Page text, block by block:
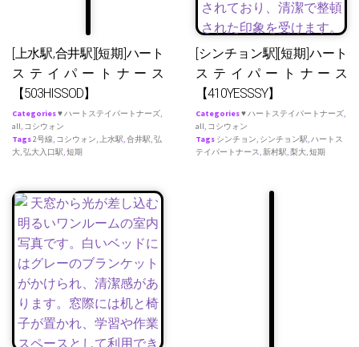
[上水駅,合井駅][短期]ハート
ステイパートナース
【503HISSOD】
Categories♥ ハートステイパートナーズ,
all, コシウォン
Tags2号線, コシウォン, 上水駅,合井駅,弘
大,弘大入口駅,短期
[シンチョン駅][短期]ハート
ステイパートナース
【410YESSSY】
Categories♥ ハートステイパートナーズ,
all, コシウォン
Tags シンチョン, シンチョン駅,ハートス
テイパートナース,新村駅,梨大,短期